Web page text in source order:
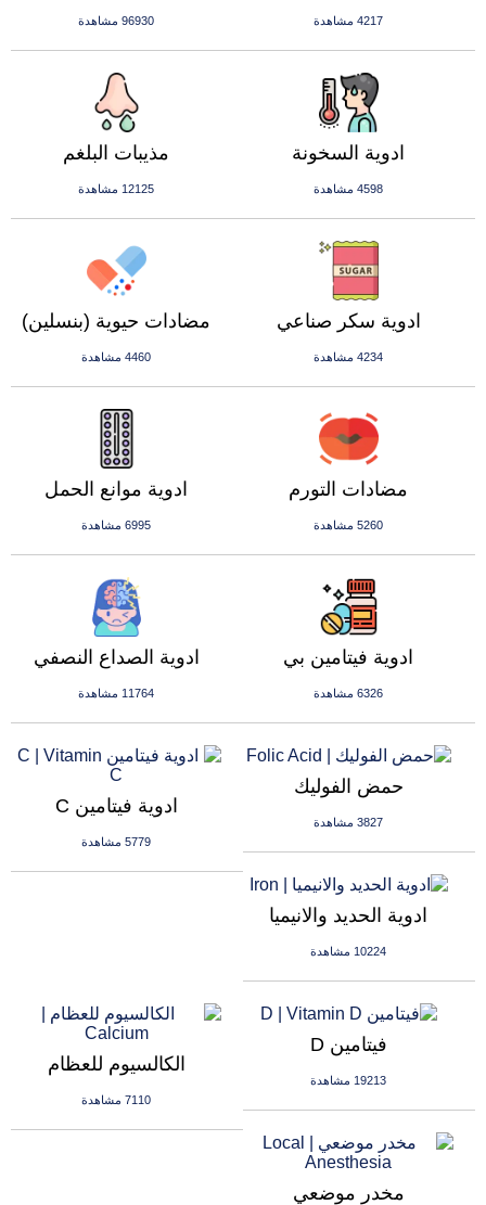
96930 مشاهدة 4217 مشاهدة
مذيبات البلغم
12125 مشاهدة
ادوية السخونة
4598 مشاهدة
مضادات حيوية (بنسلين)
4460 مشاهدة
ادوية سكر صناعي
4234 مشاهدة
ادوية موانع الحمل
6995 مشاهدة
مضادات التورم
5260 مشاهدة
ادوية الصداع النصفي
11764 مشاهدة
ادوية فيتامين بي
6326 مشاهدة
ادوية فيتامين C
5779 مشاهدة
حمض الفوليك
3827 مشاهدة
ادوية الحديد والانيميا
10224 مشاهدة
الكالسيوم للعظام
7110 مشاهدة
فيتامين D
19213 مشاهدة
مخدر موضعي